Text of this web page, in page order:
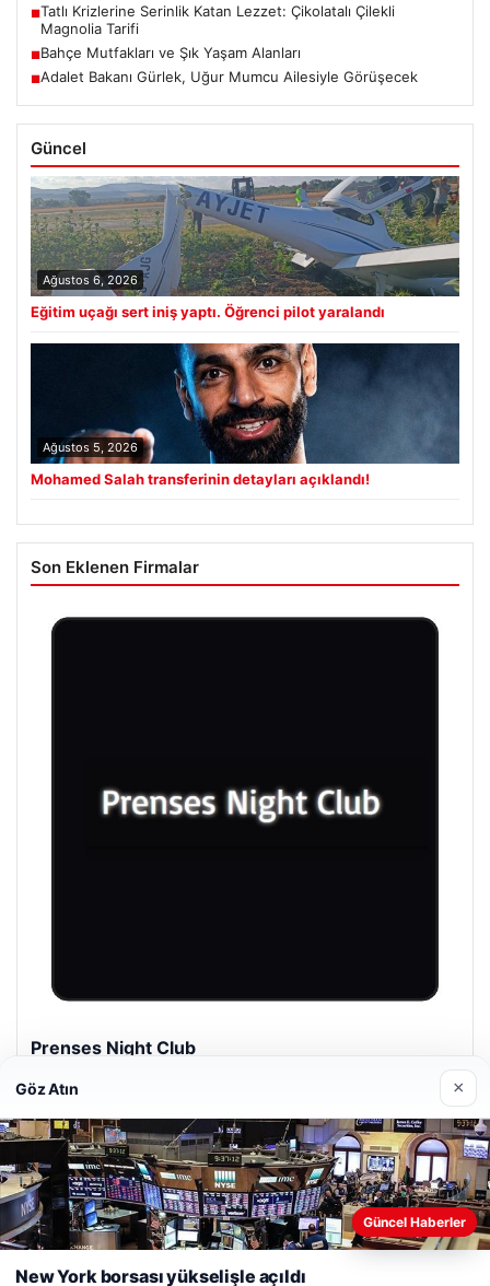
■Tatlı Krizlerine Serinlik Katan Lezzet: Çikolatalı Çilekli
Magnolia Tarifi
■Bahçe Mutfakları ve Şık Yaşam Alanları
■Adalet Bakanı Gürlek, Uğur Mumcu Ailesiyle Görüşecek
Güncel
Ağustos 6, 2026
Eğitim uçağı sert iniş yaptı. Öğrenci pilot yaralandı
Ağustos 5, 2026
Mohamed Salah transferinin detayları açıklandı!
Son Eklenen Firmalar
Prenses Night Club
© 2026 Taze Haberler
Web sitemizi nasıl kullandığınızı daha iyi anlayabilmek,
deneyiminizi kişiselleştirmek ve geliştirmek amacıyla çerezler
Göz Atın ×
Güncel Haberler
New York borsası yükselişle açıldı